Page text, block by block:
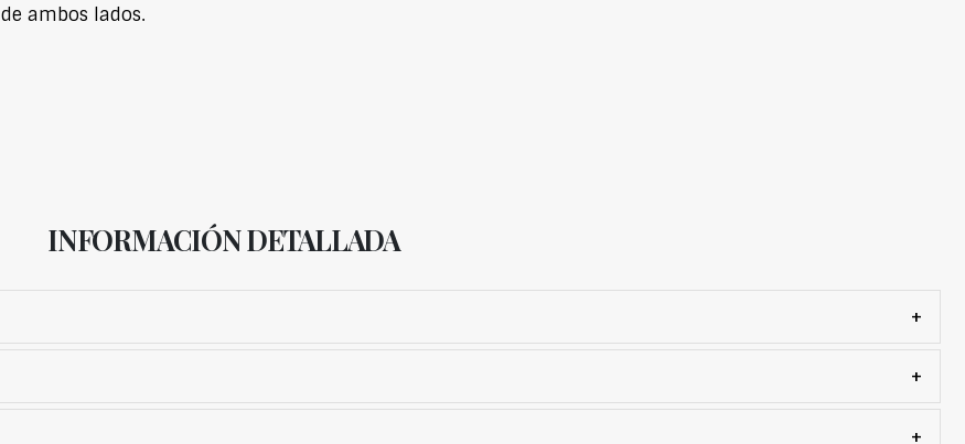
de ambos lados.
INFORMACIÓN DETALLADA
+
+
+